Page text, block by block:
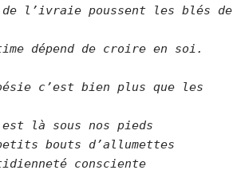
l’ivraie poussent les blés de
dépend de croire en soi.
c’est bien plus que les
est là sous nos pieds
bouts d’allumettes
consciente